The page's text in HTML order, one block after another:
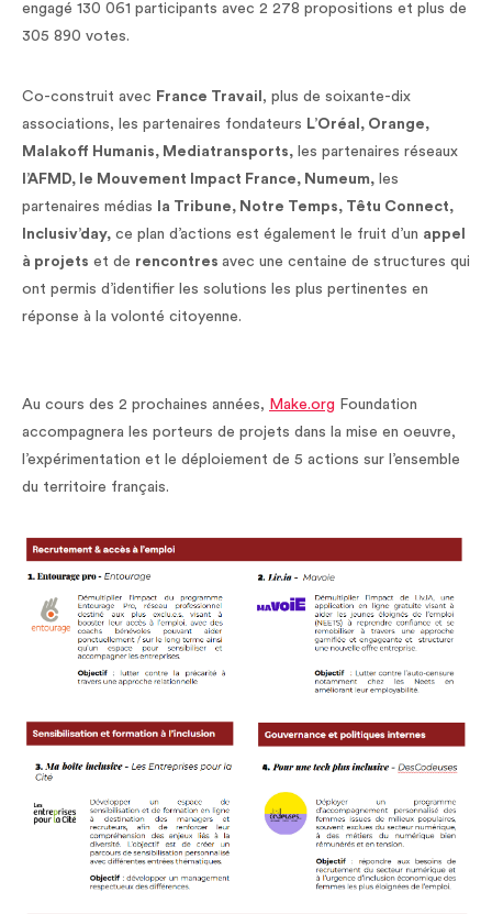
engagé 130 061 participants avec 2 278 propositions et plus de
305 890 votes.
Co-construit avec France Travail , plus de soixante-dix
associations, les partenaires fondateurs L’Oréal, Orange,
Malakoff Humanis, Mediatransports, les partenaires réseaux
l’AFMD, le Mouvement Impact France, Numeum, les
partenaires médias
la Tribune, Notre Temps, Têtu Connect,
Inclusiv’day, ce plan d’actions est également le fruit d’un appel
à projets et de rencontres avec une centaine de structures qui
ont permis d’identifier les solutions les plus pertinentes en
réponse à la volonté citoyenne.
Au cours des 2 prochaines années, Make.org Foundation
accompagnera les porteurs de projets dans la mise en oeuvre,
l’expérimentation et le déploiement de 5 actions sur l’ensemble
du territoire français.